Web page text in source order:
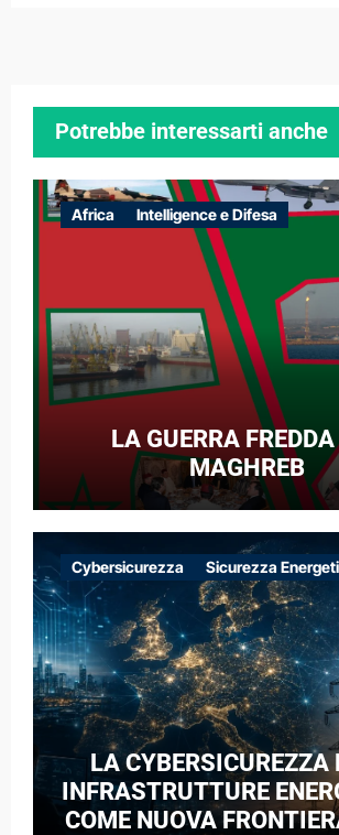
Potrebbe interessarti anche
Africa Intelligence e Difesa
LA GUERRA
MAGHREB
Cybersicurezza Sicurezza
LA CYBERSICUREZZA
INFRASTRUTTURE
COME NUOVA